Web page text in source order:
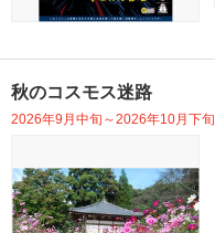
秋のコスモス迷路
2026年9月中旬～2026年10月下旬